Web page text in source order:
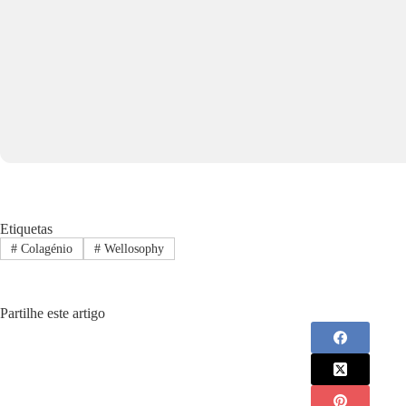
Etiquetas
#Colagénio #Wellosophy
Partilhe este artigo